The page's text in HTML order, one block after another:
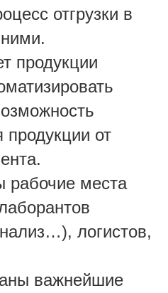
отгрузки в
продукции
продукции от
рабочие места
логистов,
важнейшие